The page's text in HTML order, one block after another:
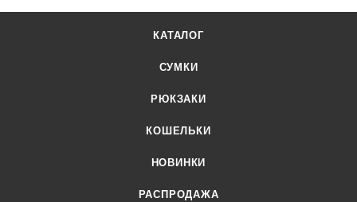
КАТАЛОГ
СУМКИ
РЮКЗАКИ
КОШЕЛЬКИ
НОВИНКИ
РАСПРОДАЖА